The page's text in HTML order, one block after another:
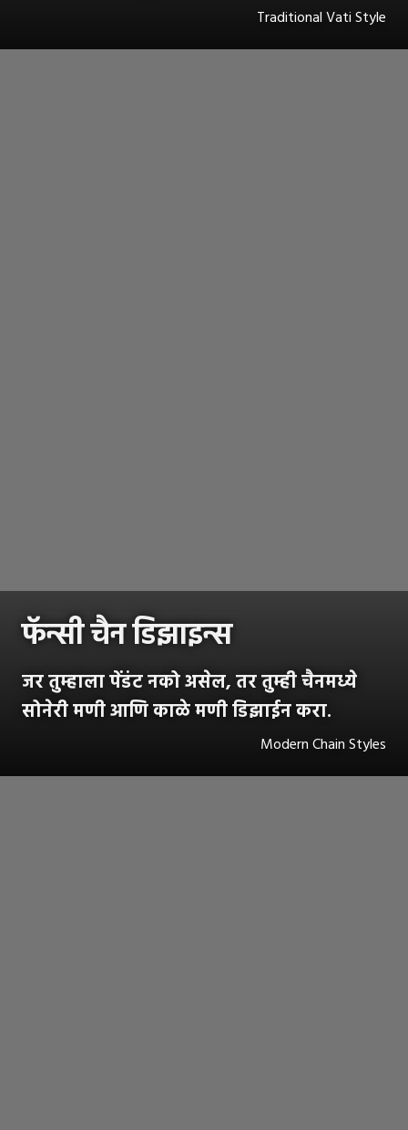
Traditional Vati Style
फॅन्सी चैन डिझाइन्स
जर तुम्हाला पेंडंट नको असेल, तर तुम्ही चैनमध्ये
सोनेरी मणी आणि काळे मणी डिझाईन करा.
Modern Chain Styles